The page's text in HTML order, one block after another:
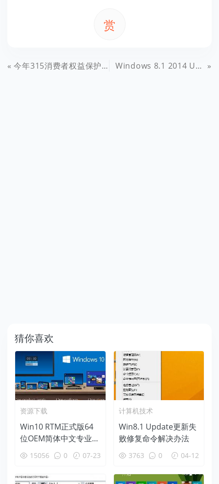
赏
今年315消费者权益保护法实施，正式确立网购7天无理由退货 Windows 8.1 2014 Update 9600.17024 32位64位安装镜像泄露免费下载
猜你喜欢
资源下载
Win10 RTM正式版64
位OEM简体中文专业版
ISO镜像下载
15056 0 07-23
计算机技术
Win8.1 Update更新失
败修复命令解决办法
3763 0 04-12